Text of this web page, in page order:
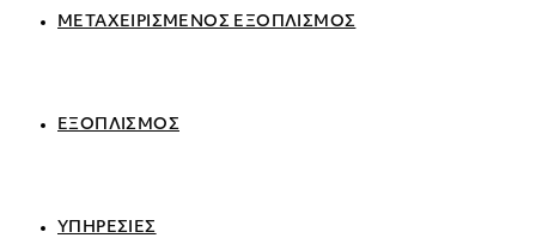
ΜΕΤΑΧΕΙΡΙΣΜΕΝΟΣ ΕΞΟΠΛΙΣΜΟΣ
ΕΞΟΠΛΙΣΜΟΣ
ΥΠΗΡΕΣΙΕΣ